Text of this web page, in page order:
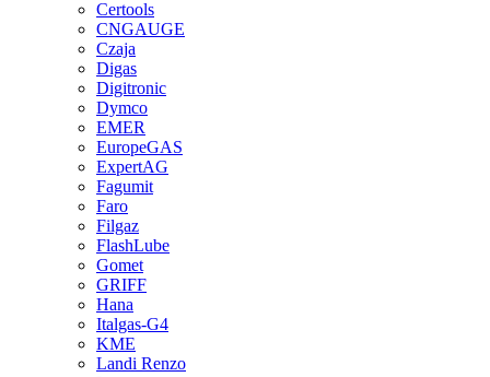
Certools
CNGAUGE
Czaja
Digas
Digitronic
Dymco
EMER
EuropeGAS
ExpertAG
Fagumit
Faro
Filgaz
FlashLube
Gomet
GRIFF
Hana
Italgas-G4
KME
Landi Renzo